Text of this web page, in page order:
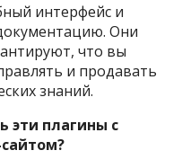
интерфейс и
Они
что вы
и продавать
знаний.
эти плагины с